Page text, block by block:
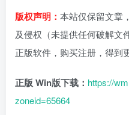
版权声明： 本站仅保留文章
及侵权（未提供任何破解文
正版软件，购买注册，得到
正版 Win版下载： https://
zoneid=65664